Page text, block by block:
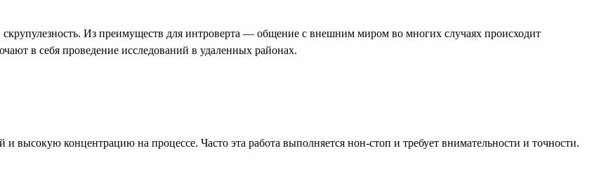
Из преимуществ для интроверта — общение с внешним миром во многих случаях происходит
в себя проведение исследований в удаленных районах.
высокую концентрацию на процессе. Часто эта работа выполняется нон-стоп и требует внимательности и точности.